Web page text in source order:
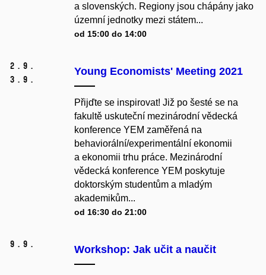
a slovenských. Regiony jsou chápány jako
územní jednotky mezi státem...
od 15:00 do 14:00
2. 9.
3. 9.
Young Economists' Meeting 2021
Přijďte se inspirovat! Již po šesté se na
fakultě uskuteční mezinárodní vědecká
konference YEM zaměřená na
behaviorální/experimentální ekonomii
a ekonomii trhu práce. Mezinárodní
vědecká konference YEM poskytuje
doktorským studentům a mladým
akademikům...
od 16:30 do 21:00
9. 9. Workshop: Jak učit a naučit